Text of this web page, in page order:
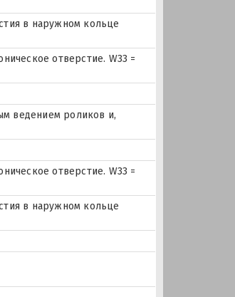
в наружном кольце
отверстие. W33 =
ведением роликов и,
отверстие. W33 =
в наружном кольце